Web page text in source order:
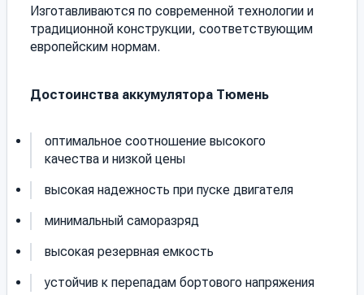
Изготавливаются по современной технологии и
традиционной конструкции, соответствующим
европейским нормам.
Достоинства аккумулятора Тюмень
оптимальное соотношение высокого
качества и низкой цены
высокая надежность при пуске двигателя
минимальный саморазряд
высокая резервная емкость
устойчив к перепадам бортового напряжения